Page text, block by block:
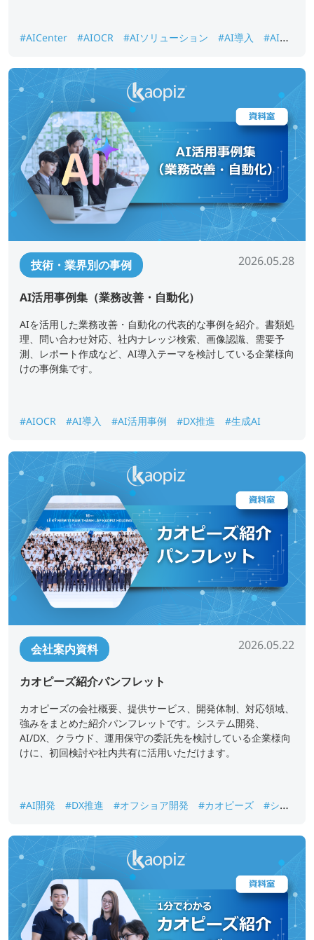
#AICenter #AIOCR #AIソリューション #AI導入
#AI画
技術・業界別の事例 2026.05.28
AI活用事例集（業務改善・自動化）
AIを活用した業務改善・自動化の代表的な事例を紹介。書類処
理、問い合わせ対応、社内ナレッジ検索、画像認識、需要予
測、レポート作成など、AI導入テーマを検討している企業様向
けの事例集です。
#AIOCR #AI導入 #AI活用事例 #DX推進 #生成AI
会社案内資料 2026.05.22
カオピーズ紹介パンフレット
カオピーズの会社概要、提供サービス、開発体制、対応領域、
強みをまとめた紹介パンフレットです。システム開発、
AI/DX、クラウド、運用保守の委託先を検討している企業様向
けに、初回検討や社内共有に活用いただけます。
#AI開発 #DX推進 #オフショア開発 #カオピーズ
#シス